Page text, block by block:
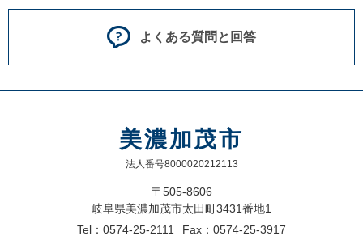
よくある質問と回答
美濃加茂市
法人番号8000020212113
〒505-8606
岐阜県美濃加茂市太田町3431番地1
Tel：0574-25-2111
Fax：0574-25-3917